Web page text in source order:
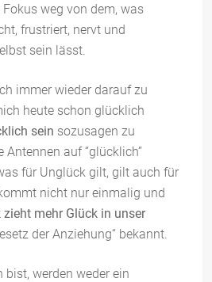
weg von dem, was
frustriert, nervt und
sein lässt.
immer wieder darauf zu
heute schon glücklich
sein sozusagen zu
Antennen auf “glücklich”
für Unglück gilt, gilt auch für
nicht nur einmalig und
zieht mehr Glück in unser
der Anziehung“ bekannt.
bist, werden weder ein